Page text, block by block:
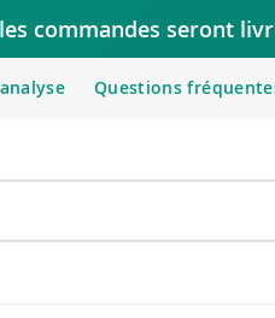
commandes seront
Questions